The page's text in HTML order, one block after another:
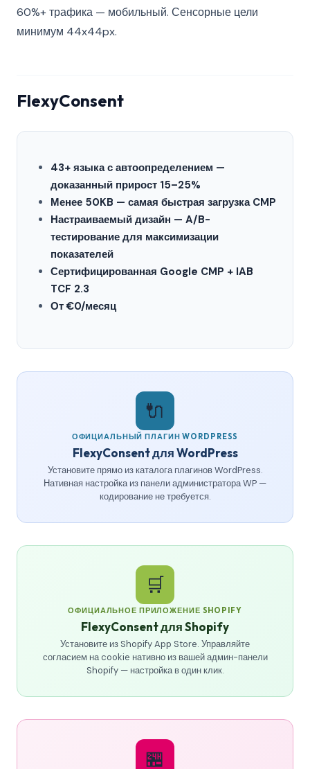
60%+ трафика — мобильный. Сенсорные цели
минимум 44x44px.
FlexyConsent
43+ языка с автоопределением —
доказанный прирост 15–25%
Менее 50KB — самая быстрая загрузка CMP
Настраиваемый дизайн — A/B-
тестирование для максимизации
показателей
Сертифицированная Google CMP + IAB
TCF 2.3
От €0/месяц
🔌
ОФИЦИАЛЬНЫЙ ПЛАГИН WORDPRESS
FlexyConsent для WordPress
Установите прямо из каталога плагинов WordPress.
Нативная настройка из панели администратора WP —
кодирование не требуется.
🛒
ОФИЦИАЛЬНОЕ ПРИЛОЖЕНИЕ SHOPIFY
FlexyConsent для Shopify
Установите из Shopify App Store. Управляйте
согласием на cookie нативно из вашей админ-панели
Shopify — настройка в один клик.
🏪